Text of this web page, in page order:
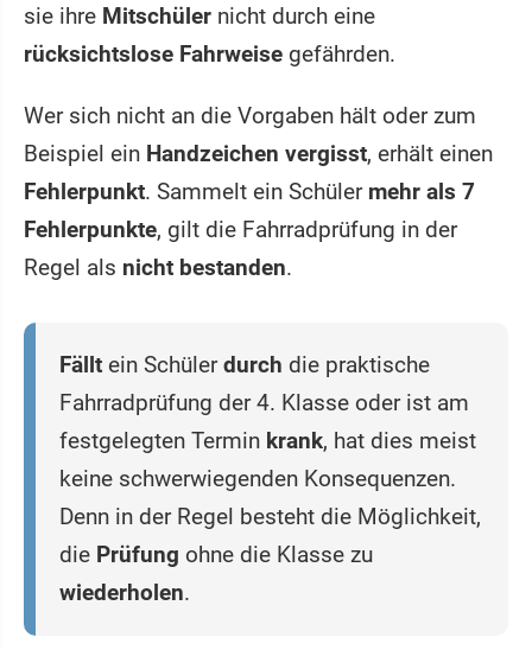
sie ihre Mitschüler nicht durch eine
rücksichtslose Fahrweise gefährden.
Wer sich nicht an die Vorgaben hält oder zum
Beispiel ein Handzeichen vergisst, erhält einen
Fehlerpunkt. Sammelt ein Schüler mehr als 7
Fehlerpunkte, gilt die Fahrradprüfung in der
Regel als nicht bestanden.
Fällt ein Schülerdurch die praktische
Fahrradprüfung der 4. Klasse oder ist am
festgelegten Termin krank, hat dies meist
keine schwerwiegenden Konsequenzen.
Denn in der Regel besteht die Möglichkeit,
die Prüfung ohne die Klasse zu
wiederholen.